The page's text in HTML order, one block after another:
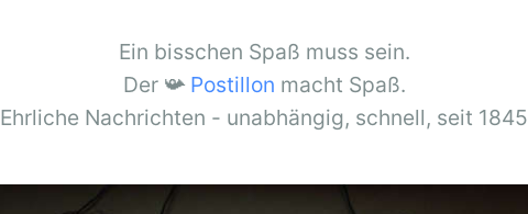
Ein bisschen Spaß muss sein.
Der 📯 Postillon macht Spaß.
Ehrliche Nachrichten - unabhängig, schnell, seit 1845